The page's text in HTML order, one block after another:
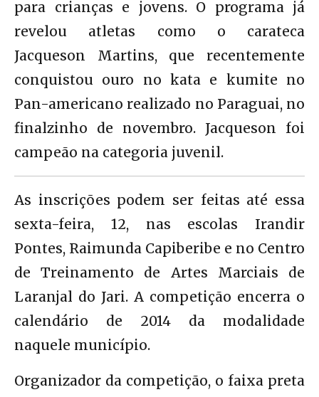
para crianças e jovens. O programa já
revelou atletas como o carateca
Jacqueson Martins, que recentemente
conquistou ouro no kata e kumite no
Pan-americano realizado no Paraguai, no
finalzinho de novembro. Jacqueson foi
campeão na categoria juvenil.
As inscrições podem ser feitas até essa
sexta-feira, 12, nas escolas Irandir
Pontes, Raimunda Capiberibe e no Centro
de Treinamento de Artes Marciais de
Laranjal do Jari. A competição encerra o
calendário de 2014 da modalidade
naquele município.
Organizador da competição, o faixa preta